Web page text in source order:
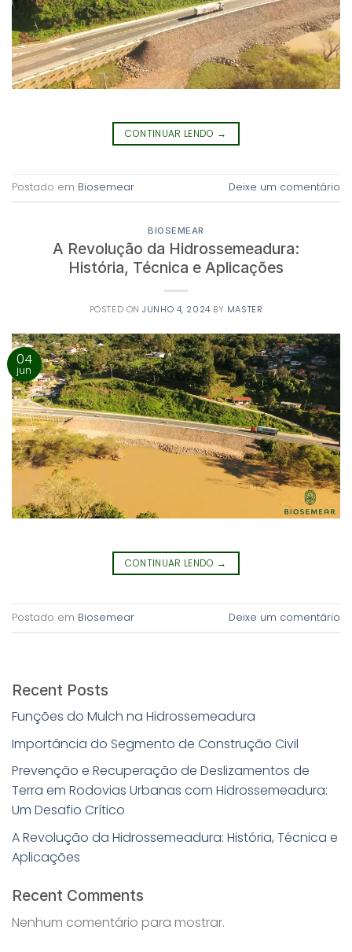
CONTINUAR LENDO →
Postado em Biosemear Deixe um comentário
BIOSEMEAR
A Revolução da Hidrossemeadura:
História, Técnica e Aplicações
POSTED ONJUNHO 4, 2024 BY MASTER
04
jun
CONTINUAR LENDO →
Postado em Biosemear Deixe um comentário
Recent Posts
Funções do Mulch na Hidrossemeadura
Importância do Segmento de Construção Civil
Prevenção e Recuperação de Deslizamentos de
Terra em Rodovias Urbanas com Hidrossemeadura:
Um Desafio Crítico
A Revolução da Hidrossemeadura: História, Técnica e
Aplicações
Recent Comments
Nenhum comentário para mostrar.